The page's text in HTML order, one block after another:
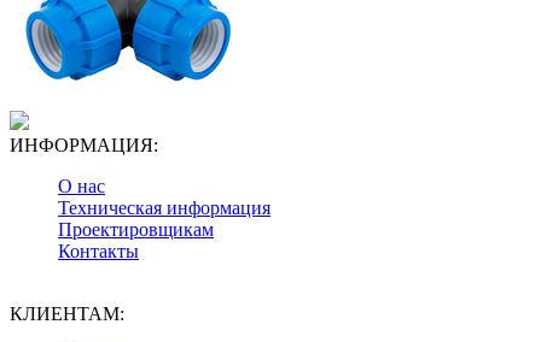
ИНФОРМАЦИЯ:
О нас
Техническая информация
Проектировщикам
Контакты
КЛИЕНТАМ: